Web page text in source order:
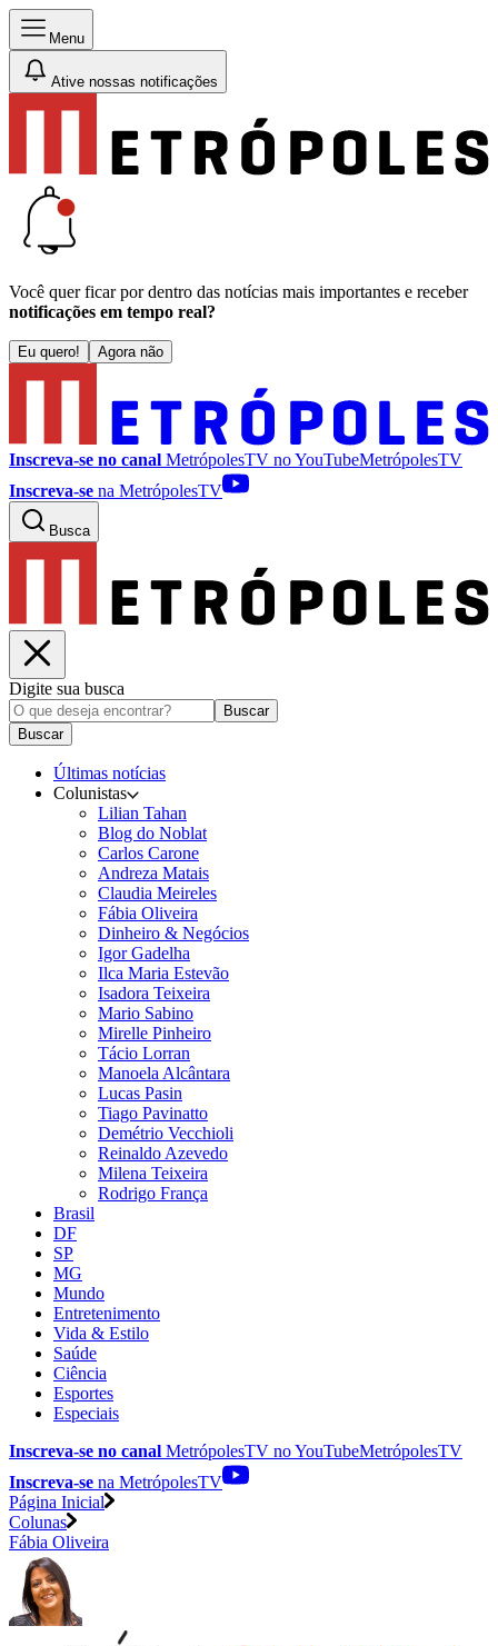
Menu
Ative nossas notificações
Você quer ficar por dentro das notícias mais importantes e receber
notificações em tempo real?
Eu quero! Agora não
Inscreva-se no canal MetrópolesTV noYouTubeMetrópolesTV
Inscreva-se na MetrópolesTV
Busca
Digite sua busca
Buscar
Buscar
Últimas notícias
Colunistas
Lilian Tahan
Blog do Noblat
Carlos Carone
Andreza Matais
Claudia Meireles
Fábia Oliveira
Dinheiro & Negócios
Igor Gadelha
Ilca Maria Estevão
Isadora Teixeira
Mario Sabino
Mirelle Pinheiro
Tácio Lorran
Manoela Alcântara
Lucas Pasin
Tiago Pavinatto
Demétrio Vecchioli
Reinaldo Azevedo
Milena Teixeira
Rodrigo França
Brasil
DF
SP
MG
Mundo
Entretenimento
Vida & Estilo
Saúde
Ciência
Esportes
Especiais
Inscreva-se no canal MetrópolesTV noYouTubeMetrópolesTV
Inscreva-se na MetrópolesTV
Página Inicial
Colunas
Fábia Oliveira